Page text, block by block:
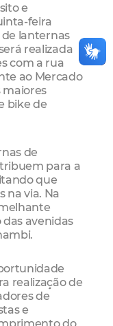
e
feira
de lanternas
realizada
com a rua
ao Mercado
maiores
bike de
de
para a
que
na via. Na
avenidas
realização de
de
e
do